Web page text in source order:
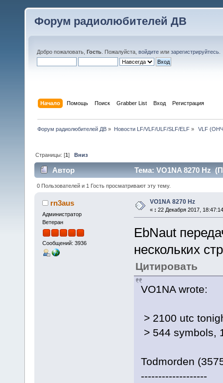
Форум радиолюбителей ДВ
Добро пожаловать, Гость . Пожалуйста, войдите или зарегистрируйтесь
Начало Помощь Поиск Grabber List Вход Регистрация
Форум радиолюбителей ДВ » Новости LF/VLF/ULF/SLF/ELF» VLF (ОНЧ
Страницы: [1]Вниз
Автор Тема: VO1NA 8270 Hz
0 Пользователей и 1 Гость просматривают эту тему.
rn3aus
Администратор
Ветеран
Сообщений: 3936
VO1NA 8270 Hz
« : 22 Декабря 2017,
EbNaut
нескольких
Цитировать
VO1NA wrote:
> 2100 utc
> 544 symbols,
Todmorden
-------------------